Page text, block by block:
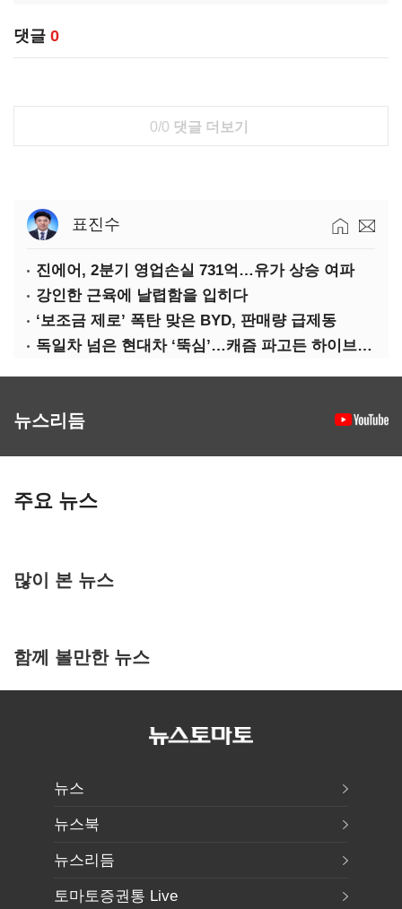
댓글 0
0/0 댓글 더보기
표진수
진에어, 2분기 영업손실 731억…유가 상승 여파
강인한 근육에 날렵함을 입히다
‘보조금 제로’ 폭탄 맞은 BYD, 판매량 급제동
독일차 넘은 현대차 ‘뚝심’…캐즘 파고든 하이브리드 역전극
뉴스리듬
주요 뉴스
많이 본 뉴스
함께 볼만한 뉴스
뉴스
뉴스북
뉴스리듬
토마토증권통 Live